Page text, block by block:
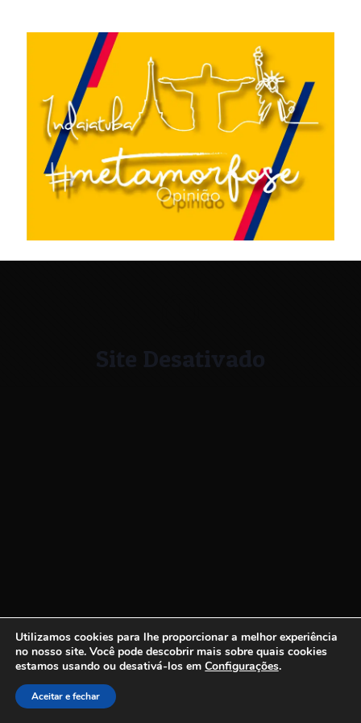
Site Desativado
Utilizamos cookies para lhe proporcionar a melhor experiência
no nosso site. Você pode descobrir mais sobre quais cookies
estamos usando ou desativá-los em Configurações.
Aceitar e fechar